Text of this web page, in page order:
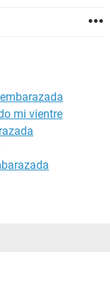
mi vientre